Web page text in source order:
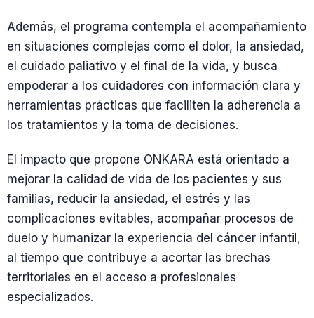
Además, el programa contempla el acompañamiento
en situaciones complejas como el dolor, la ansiedad,
el cuidado paliativo y el final de la vida, y busca
empoderar a los cuidadores con información clara y
herramientas prácticas que faciliten la adherencia a
los tratamientos y la toma de decisiones.
El impacto que propone ONKARA está orientado a
mejorar la calidad de vida de los pacientes y sus
familias, reducir la ansiedad, el estrés y las
complicaciones evitables, acompañar procesos de
duelo y humanizar la experiencia del cáncer infantil,
al tiempo que contribuye a acortar las brechas
territoriales en el acceso a profesionales
especializados.